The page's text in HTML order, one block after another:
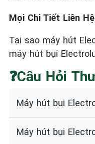
Mọi Chi Tiết Liên
Tại sao máy hút
máy hút bụi
❓Câu Hỏi
Máy hút bụi
Máy hút bụi